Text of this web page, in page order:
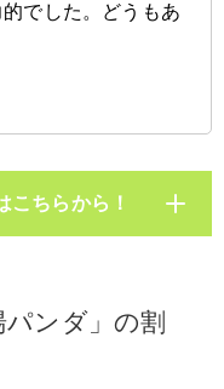
でした。どうもあ
こちらから！
ンダ」の割